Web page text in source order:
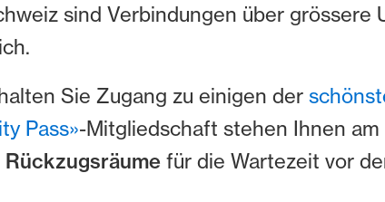
sind Verbindungen über grössere
Sie Zugang zu einigen der
Pass»-Mitgliedschaft stehen Ihnen am
für die Wartezeit vor